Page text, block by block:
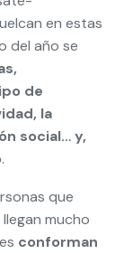
en estas
del año se
de
la
social… y,
.
que
mucho
conforman